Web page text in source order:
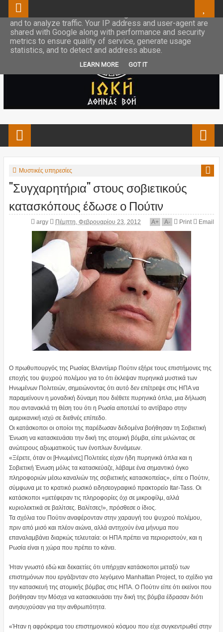
Μυστικές υπηρεσίες
"Συγχαρητήρια" στους σοβιετικούς
κατασκόπους έδωσε ο Πούτιν
argy Πέμπτη, Φεβρουαρίου 23, 2012 A+ A- Print Email
Ο πρωθυπουργός της Ρωσίας Βλαντίμιρ Πούτιν εξήρε τους επιστήμονες της
εποχής του ψυχρού πολέμου για το ότι έκλεψαν πυρηνικά μυστικά των
Ηνωμένων Πολιτειών, σημειώνοντας ότι αυτό δεν επέτρεψε στις ΗΠΑ να
παραμείνουν η μοναδική δύναμη που διέθετε πυρηνικά όπλα, μια δήλωση
που αντανακλά τη θέση του ότι η Ρωσία αποτελεί το αντίβαρο στην
αμερικανική ισχύ σε διεθνές επίπεδο.
Οι κατάσκοποι οι οποίοι της παρέδωσαν δεδομένα βοήθησαν τη Σοβιετική
Ένωση να κατασκευάσει την δική της ατομική βόμβα, είπε μιλώντας σε
ανώτερους αξιωματικούς των ένοπλων δυνάμεων.
«Ξέρετε, όταν οι [Ηνωμένες] Πολιτείες είχαν ήδη πυρηνικά όπλα και η
Σοβιετική Ένωση μόλις τα κατασκεύαζε, λάβαμε ένα σημαντικό όγκο
πληροφοριών μέσω καναλιών της σοβιετικής κατασκοπείας», είπε ο Πούτιν,
σύμφωνα με το κρατικό ρωσικό ειδησεογραφικό πρακτορείο Itar-Tass. Οι
κατάσκοποι «μετέφεραν τις πληροφορίες όχι σε μικροφίλμ, αλλά
κυριολεκτικά σε βαλίτσες. Βαλίτσες!», πρόσθεσε ο ίδιος.
Τα σχόλια του Πούτιν αναφέρονταν στην χαραυγή του ψυχρού πολέμου,
πριν από μισό και πλέον αιώνα, αλλά αντηχούν ένα μήνυμα που
επαναλαμβάνει διαρκώς τελευταία: οι ΗΠΑ πρέπει να περιοριστούν, και η
Ρωσία είναι η χώρα που πρέπει το κάνει.
Ήταν γνωστό εδώ και δεκαετίες ότι υπήρχαν κατάσκοποι μεταξύ των
επιστημόνων που εργάζονταν στο λεγόμενο Manhattan Project, το σχέδιο για
την κατασκευή της ατομικής βόμβας στις ΗΠΑ. Ο Πούτιν είπε ότι εκείνοι που
βοήθησαν την Μόσχα να κατασκευάσει την δική της βόμβα έδρασαν διότι
ανησυχούσαν για την ανθρωπότητα.
«Ήταν η αφρόκρεμα του επιστημονικού κόσμου που είχε συγκεντρωθεί στην
This site uses cookies from Google to deliver its services
and to analyze traffic. Your IP address and user-agent are
shared with Google along with performance and security
metrics to ensure quality of service, generate usage
statistics, and to detect and address abuse.
LEARN MORE GOT IT